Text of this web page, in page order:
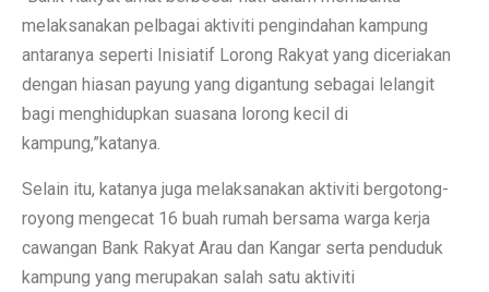
melaksanakan pelbagai aktiviti pengindahan kampung
antaranya seperti Inisiatif Lorong Rakyat yang diceriakan
dengan hiasan payung yang digantung sebagai lelangit
bagi menghidupkan suasana lorong kecil di
kampung,”katanya.
Selain itu, katanya juga melaksanakan aktiviti bergotong-
royong mengecat 16 buah rumah bersama warga kerja
cawangan Bank Rakyat Arau dan Kangar serta penduduk
kampung yang merupakan salah satu aktiviti